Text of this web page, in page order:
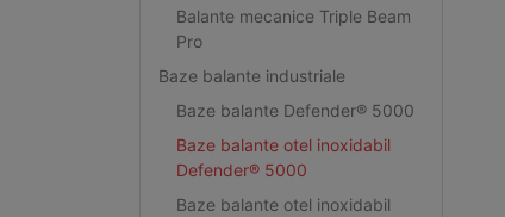
Balante mecanice Triple Beam
Pro
Baze balante industriale
Baze balante Defender® 5000
Baze balante otel inoxidabil
Defender® 5000
Baze balante otel inoxidabil